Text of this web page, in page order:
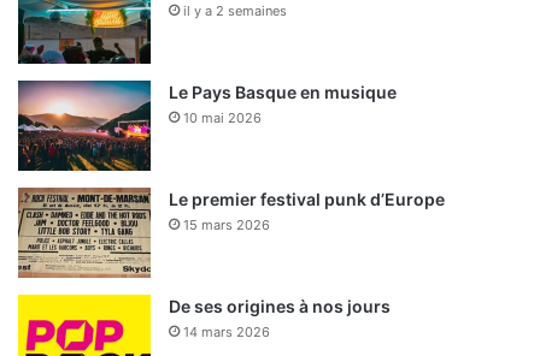
il y a 2 semaines
Le Pays Basque en musique
10 mai 2026
Le premier festival punk d’Europe
15 mars 2026
De ses origines à nos jours
14 mars 2026